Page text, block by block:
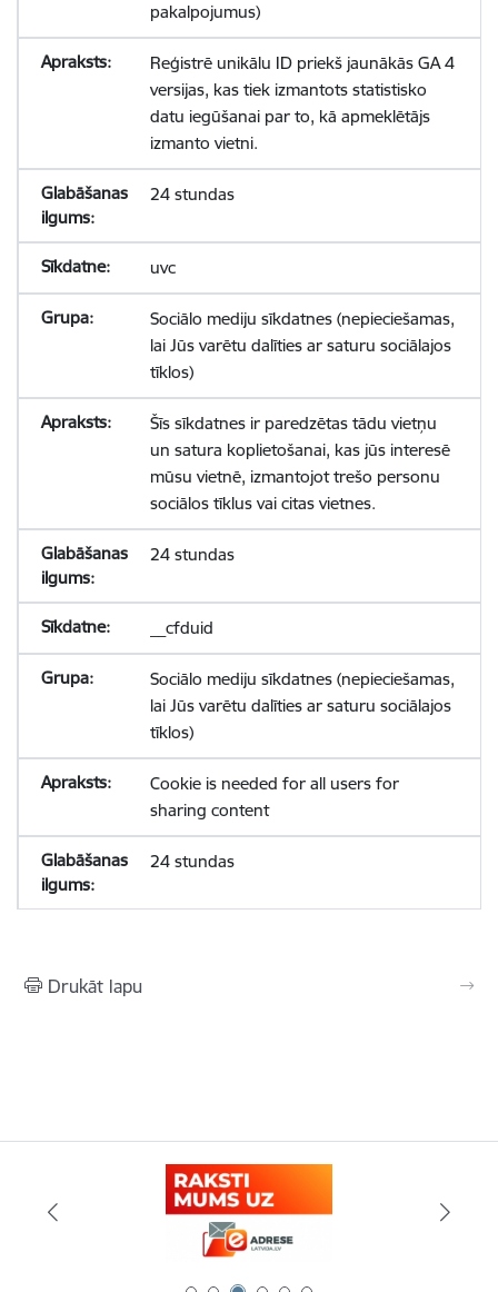
pakalpojumus)
Reģistrē unikālu ID priekš jaunākās GA 4
versijas, kas tiek izmantots statistisko
datu iegūšanai par to, kā apmeklētājs
izmanto vietni.
24 stundas
uvc
Sociālo mediju sīkdatnes (nepieciešamas,
lai Jūs varētu dalīties ar saturu sociālajos
tīklos)
Šīs sīkdatnes ir paredzētas tādu vietņu
un satura koplietošanai, kas jūs interesē
mūsu vietnē, izmantojot trešo personu
sociālos tīklus vai citas vietnes.
24 stundas
__cfduid
Sociālo mediju sīkdatnes (nepieciešamas,
lai Jūs varētu dalīties ar saturu sociālajos
tīklos)
Cookie is needed for all users for
sharing content
24 stundas
Drukāt lapu